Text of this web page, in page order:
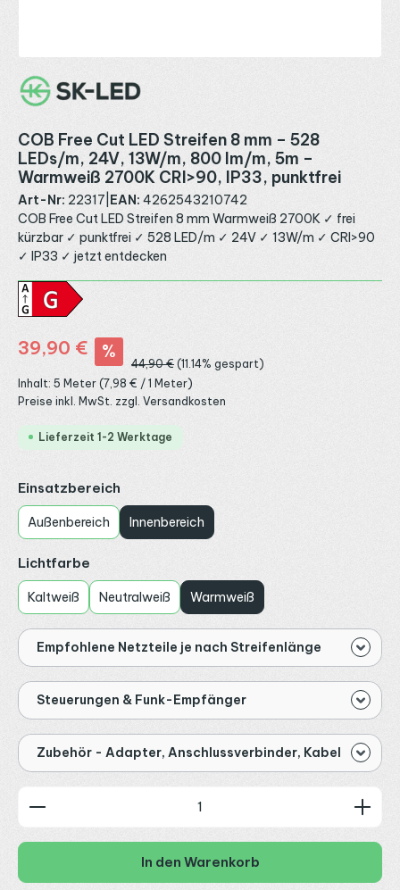
COB Free Cut LED Streifen 8 mm – 528
LEDs/m, 24V, 13W/m, 800 lm/m, 5m –
Warmweiß 2700K CRI>90, IP33, punktfrei
Art-Nr: 22317 EAN: 4262543210742
COB Free Cut LED Streifen 8 mm Warmweiß 2700K ✓ frei
kürzbar ✓ punktfrei ✓ 528 LED/m ✓ 24V ✓ 13W/m ✓ CRI>90
✓ IP33 ✓ jetzt entdecken
Verkaufspreis:
39,90 € %
Regulärer Preis:
44,90 € (11.14% gespart)
Inhalt: 5 Meter (7,98 € / 1 Meter)
Preise inkl. MwSt. zzgl. Versandkosten
Lieferzeit 1-2 Werktage
Einsatzbereich
Außenbereich Innenbereich
Lichtfarbe
Kaltweiß Neutralweiß Warmweiß
Empfohlene Netzteile je nach Streifenlänge
Steuerungen & Funk-Empfänger
Zubehör - Adapter, Anschlussverbinder, Kabel
Produkt Anzahl: Gib den gewünschten Wert ein
In den Warenkorb